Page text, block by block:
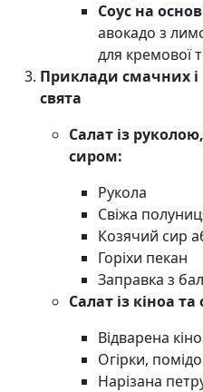
Соус на
авокадо з
для кремової
Приклади смачних і
свята
Салат із
сиром:
Рукола
Свіжа
Козячий сир
Горіхи пекан
Заправка з
Салат із кіноа
Відварена
Огірки,
Нарізана